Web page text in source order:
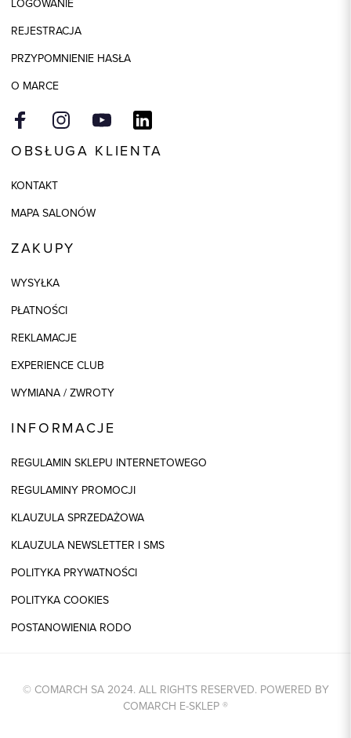
Model
Skład tkaniny
Składy podszewek
LOGOWANIE
REJESTRACJA
PRZYPOMNIENIE HASŁA
O MARCE
OBSŁUGA KLIENTA
KONTAKT
MAPA SALONÓW
ZAKUPY
WYSYŁKA
PŁATNOŚCI
REKLAMACJE
EXPERIENCE CLUB
WYMIANA / ZWROTY
INFORMACJE
REGULAMIN SKLEPU INTERNETOWEGO
REGULAMINY PROMOCJI
KLAUZULA SPRZEDAŻOWA
KLAUZULA NEWSLETTER I SMS
POLITYKA PRYWATNOŚCI
POLITYKA COOKIES
POSTANOWIENIA RODO
© COMARCH SA 2024. ALL RIGHTS RESERVED. POWERED BY
COMARCH E-SKLEP®